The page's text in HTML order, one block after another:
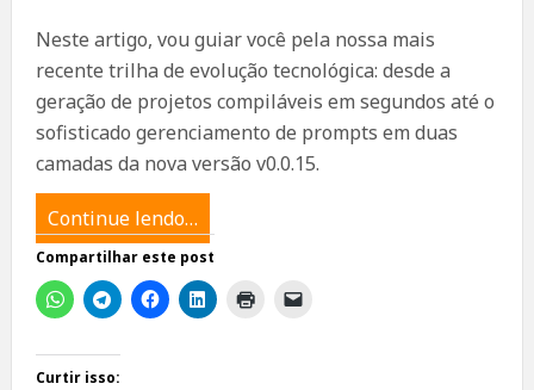
Neste artigo, vou guiar você pela nossa mais
recente trilha de evolução tecnológica: desde a
geração de projetos compiláveis em segundos até o
sofisticado gerenciamento de prompts em duas
camadas da nova versão v0.0.15.
Continue lendo…
Compartilhar este post
Curtir isso: